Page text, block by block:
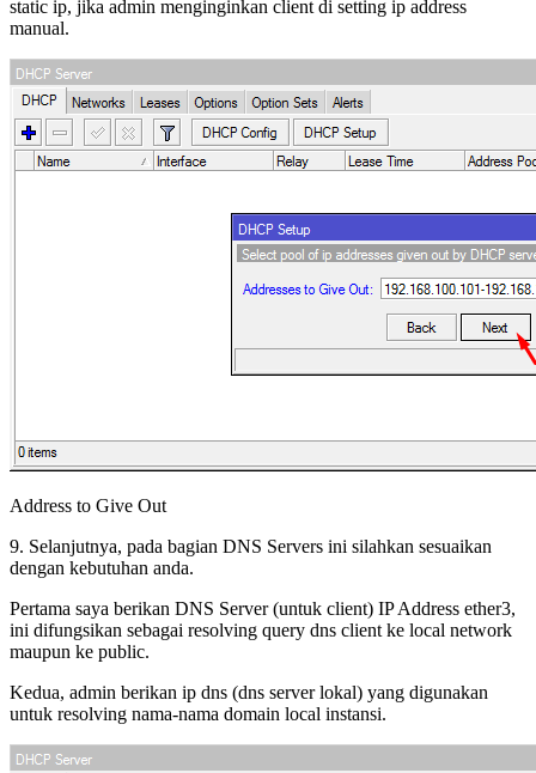
static ip, jika admin menginginkan client di setting ip address
manual.
Address to Give Out
9. Selanjutnya, pada bagian DNS Servers ini silahkan sesuaikan
dengan kebutuhan anda.
Pertama saya berikan DNS Server (untuk client) IP Address ether3,
ini difungsikan sebagai resolving query dns client ke local network
maupun ke public.
Kedua, admin berikan ip dns (dns server lokal) yang digunakan
untuk resolving nama-nama domain local instansi.